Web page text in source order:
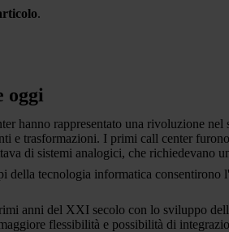
.
oggi
hanno rappresentato una rivoluzione
e trasformazioni. I primi call center
di sistemi analogici, che richiedevano
della tecnologia informatica consentirono
anni del XXI secolo con lo sviluppo
flessibilità e possibilità di